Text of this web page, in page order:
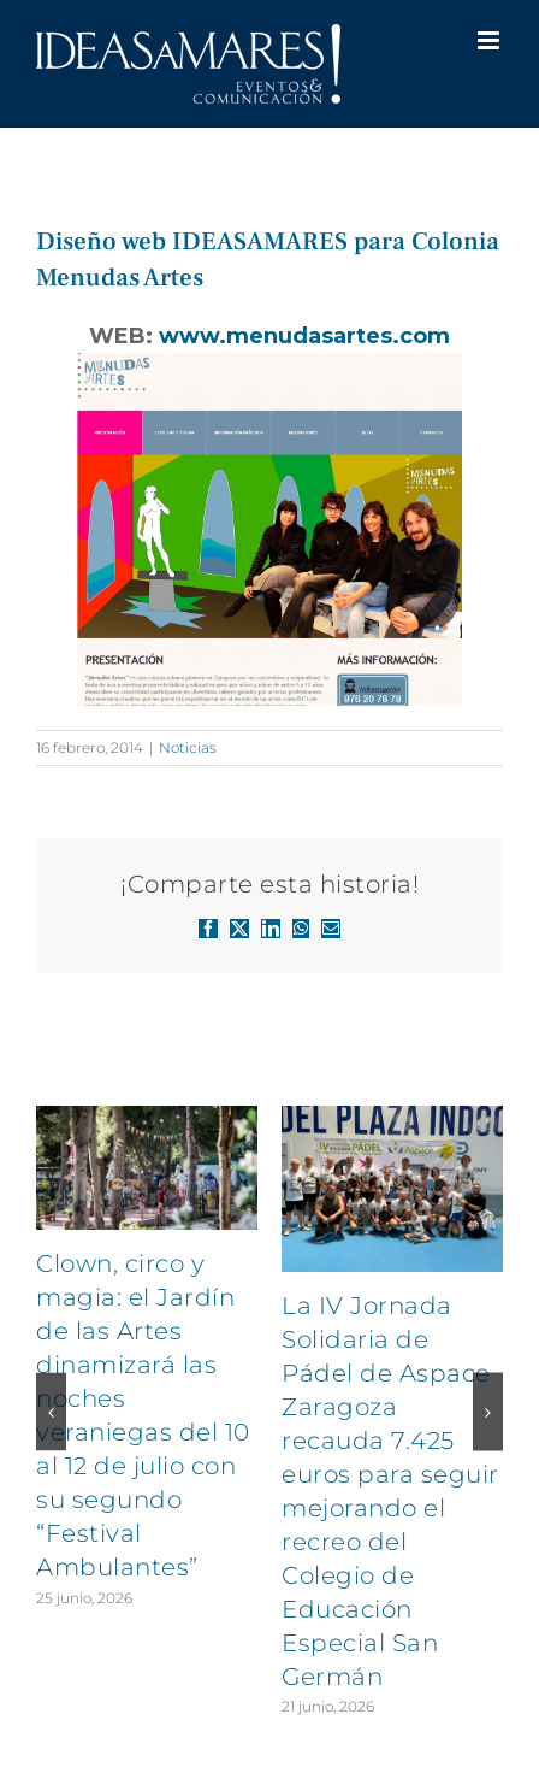
Diseño web IDEASAMARES para Colonia
Menudas Artes
WEB: www.menudasartes.com
16 febrero, 2014 | Noticias
¡Comparte esta historia!
Facebook
X LinkedInWhatsApp
Correo
Clown, circo y
magia: el Jardín
de las Artes
dinamizará las
noches
veraniegas del 10
al 12 de julio con
su segundo
“Festival
Ambulantes”
25 junio, 2026
La IV Jornada
Solidaria de
Pádel de Aspace
Zaragoza
recauda 7.425
euros para seguir
mejorando el
recreo del
Colegio de
Educación
Especial San
Germán
21 junio, 2026